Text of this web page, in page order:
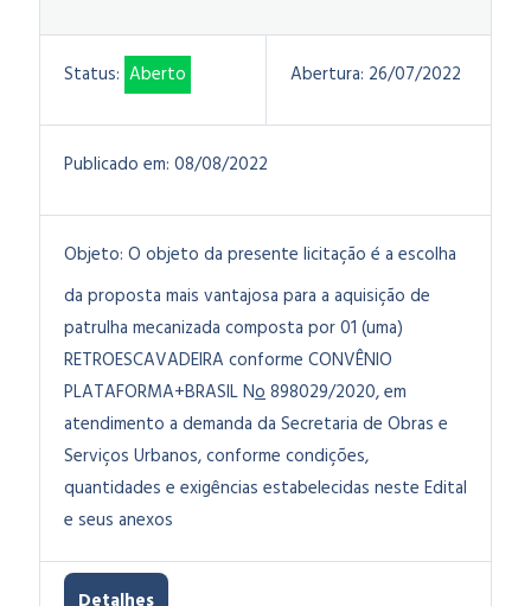
Status: Aberto Abertura: 26/07/2022
Publicado em: 08/08/2022
Objeto: O objeto da presente licitação é a escolha
da proposta mais vantajosa para a aquisição de
patrulha mecanizada composta por 01 (uma)
RETROESCAVADEIRA conforme CONVÊNIO
PLATAFORMA+BRASIL No898029/2020, em
atendimento a demanda da Secretaria de Obras e
Serviços Urbanos, conforme condições,
quantidades e exigências estabelecidas neste Edital
e seus anexos